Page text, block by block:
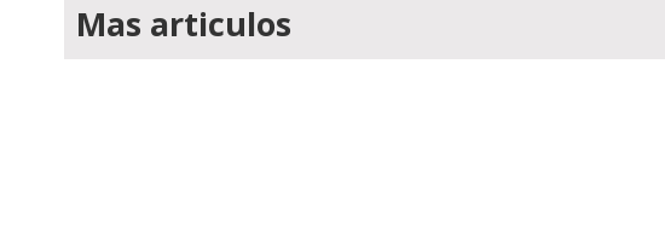
Mas articulos